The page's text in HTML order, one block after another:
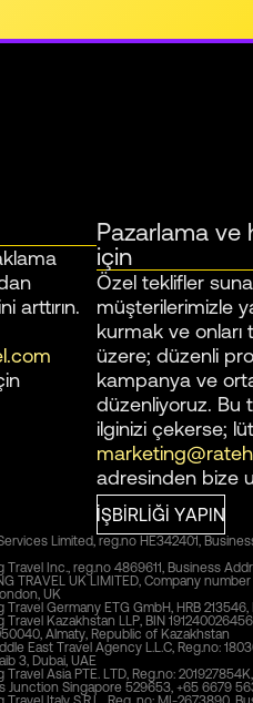
arttırın.
Pazarlama ve
için
Özel teklifler
müşterilerimizle
kurmak ve
üzere; düzenli
kampanya ve
düzenliyoruz. Bu
ilginizi çekerse;
adresinden bize
İŞBIRLIĞI YAPIN
Limited, reg.no HE342401,
Travel Inc., reg.no 4869611, Business
TRAVEL UK LIMITED, Company
UK
Travel Germany ETG GmbH, HRB
Travel Kazakhstan LLP, BIN
Almaty, Republic of Kazakhstan
East Travel Agency L.L.C, Reg.no:
3, Dubai, UAE
Travel Asia PTE. LTD, Reg.no:
Junction Singapore 529653, +65 6679